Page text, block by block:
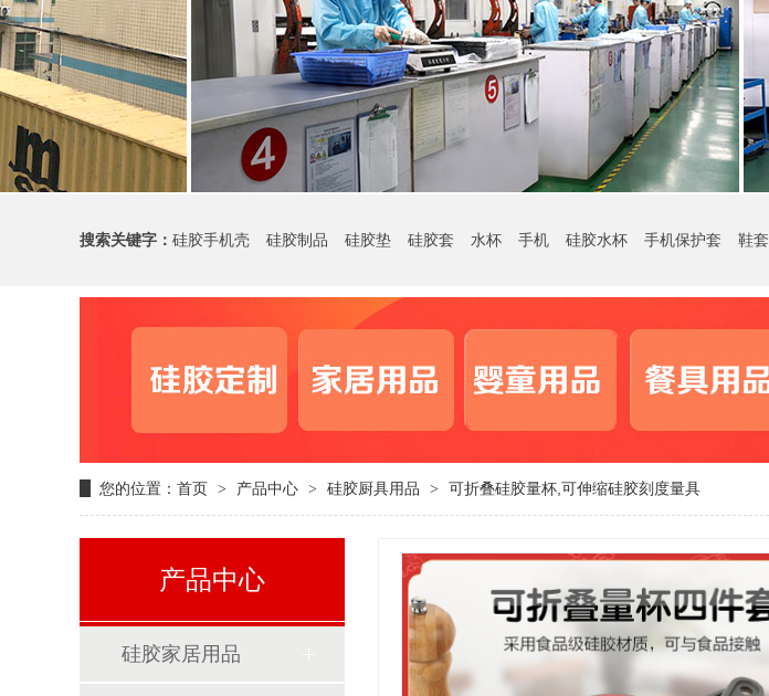
搜索关键字： 硅胶手机壳 硅胶制品 硅胶垫 硅胶套 水杯 手机 硅胶水杯 手机保护套 鞋套
您的位置： 首页 > 产品中心 > 硅胶厨具用品 > 可折叠硅胶量杯,可伸缩硅胶刻度量具
产品中心
硅胶家居用品